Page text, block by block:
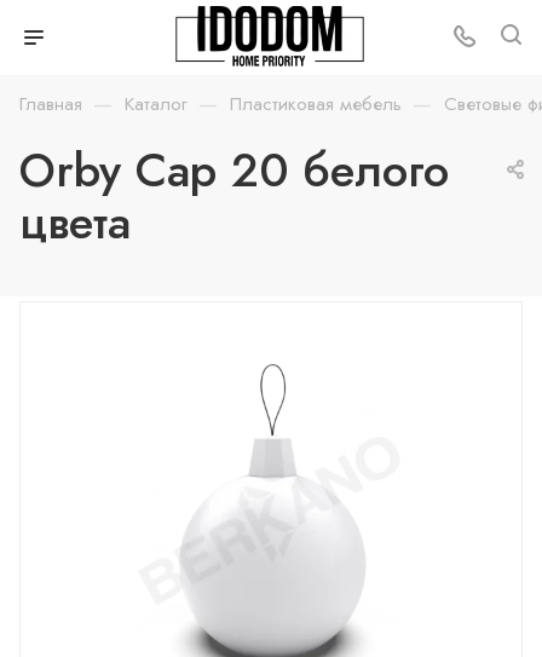
Главная — Каталог — Пластиковая мебель — Световые
Orby Cap 20 белого
цвета